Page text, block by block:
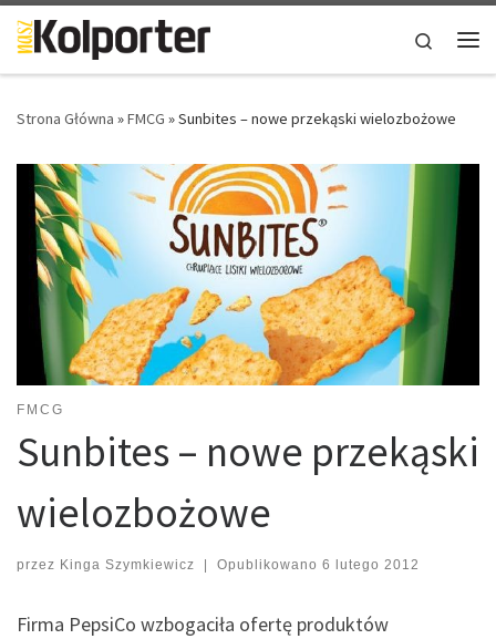
Skip to content
Search
Strona Główna »FMCG »Sunbites – nowe przekąski wielozbożowe
FMCG
Sunbites – nowe przekąski
wielozbożowe
przez Kinga Szymkiewicz Opublikowano 6 lutego 2012
Firma PepsiCo wzbogaciła ofertę produktów